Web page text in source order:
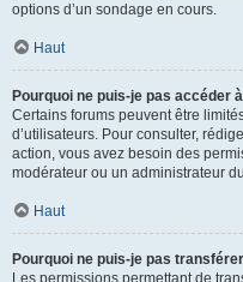
options d’un sondage en cours.
Haut
Pourquoi ne puis-je pas accéder
Certains forums peuvent être
d’utilisateurs. Pour consulter,
action, vous avez besoin des
modérateur ou un administrateur
Haut
Pourquoi ne puis-je pas
Les permissions permettant de